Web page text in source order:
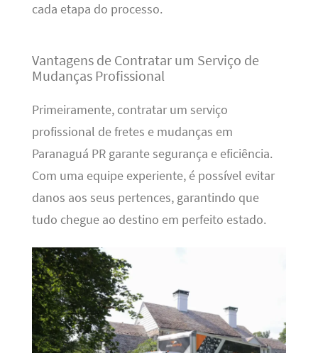
cada etapa do processo.
Vantagens de Contratar um Serviço de
Mudanças Profissional
Primeiramente, contratar um serviço
profissional de fretes e mudanças em
Paranaguá PR garante segurança e eficiência.
Com uma equipe experiente, é possível evitar
danos aos seus pertences, garantindo que
tudo chegue ao destino em perfeito estado.